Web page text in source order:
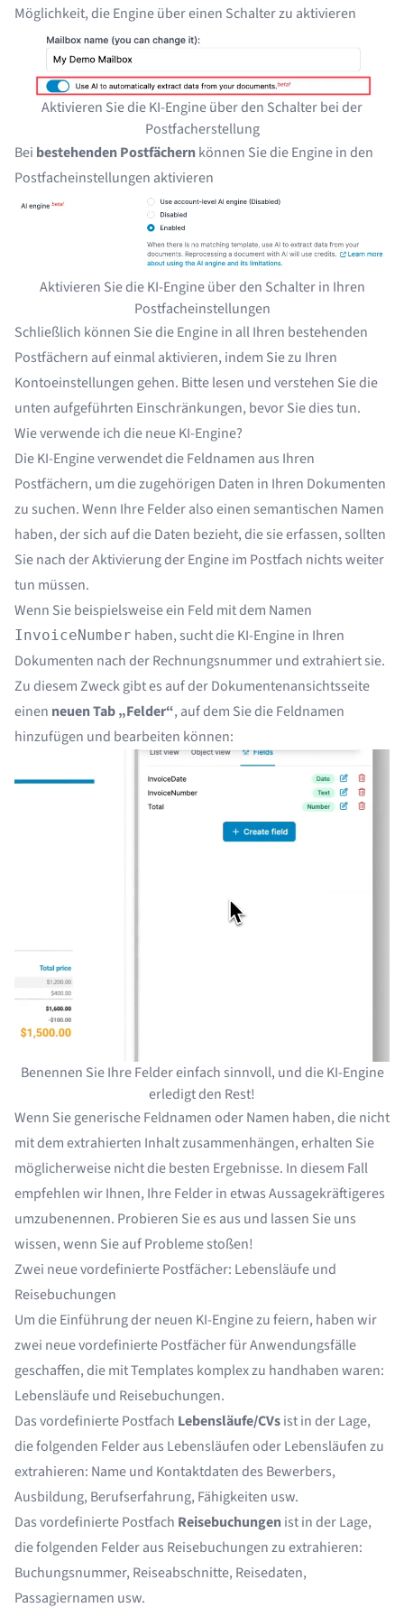
Möglichkeit, die Engine über einen Schalter zu aktivieren
Aktivieren Sie die KI-Engine über den Schalter bei der
Postfacherstellung
Bei bestehenden Postfächernkönnen Sie die Engine in den
Postfacheinstellungen aktivieren
Aktivieren Sie die KI-Engine über den Schalter in Ihren
Postfacheinstellungen
Schließlich können Sie die Engine in all Ihren bestehenden
Postfächern auf einmal aktivieren, indem Sie zu Ihren
Kontoeinstellungen gehen. Bitte lesen und verstehen Sie die
unten aufgeführten Einschränkungen, bevor Sie dies tun.
Wie verwende ich die neue KI-Engine?
Die KI-Engine verwendet die Feldnamen aus Ihren
Postfächern, um die zugehörigen Daten in Ihren Dokumenten
zu suchen. Wenn Ihre Felder also einen semantischen Namen
haben, der sich auf die Daten bezieht, die sie erfassen, sollten
Sie nach der Aktivierung der Engine im Postfach nichts weiter
tun müssen.
Wenn Sie beispielsweise ein Feld mit dem Namen
InvoiceNumber haben, sucht die KI-Engine in Ihren
Dokumenten nach der Rechnungsnummer und extrahiert sie.
Zu diesem Zweck gibt es auf der Dokumentenansichtsseite
einen neuen Tab „Felder“, auf dem Sie die Feldnamen
hinzufügen und bearbeiten können:
Benennen Sie Ihre Felder einfach sinnvoll, und die KI-Engine
erledigt den Rest!
Wenn Sie generische Feldnamen oder Namen haben, die nicht
mit dem extrahierten Inhalt zusammenhängen, erhalten Sie
möglicherweise nicht die besten Ergebnisse. In diesem Fall
empfehlen wir Ihnen, Ihre Felder in etwas Aussagekräftigeres
umzubenennen. Probieren Sie es aus und lassen Sie uns
wissen, wenn Sie auf Probleme stoßen!
Zwei neue vordefinierte Postfächer: Lebensläufe und
Reisebuchungen
Um die Einführung der neuen KI-Engine zu feiern, haben wir
zwei neue vordefinierte Postfächer für Anwendungsfälle
geschaffen, die mit Templates komplex zu handhaben waren:
Lebensläufe und Reisebuchungen.
Das vordefinierte Postfach Lebensläufe/CVsist in der Lage,
die folgenden Felder aus Lebensläufen oder Lebensläufen zu
extrahieren: Name und Kontaktdaten des Bewerbers,
Ausbildung, Berufserfahrung, Fähigkeiten usw.
Das vordefinierte Postfach Reisebuchungenist in der Lage,
die folgenden Felder aus Reisebuchungen zu extrahieren:
Buchungsnummer, Reiseabschnitte, Reisedaten,
Passagiernamen usw.